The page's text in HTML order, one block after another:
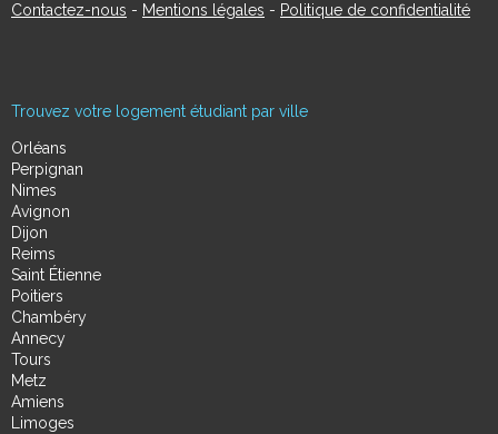
Contactez-nous - Mentions légales - Politique de confidentialité
Trouvez votre logement étudiant par ville
Orléans
Perpignan
Nimes
Avignon
Dijon
Reims
Saint Étienne
Poitiers
Chambéry
Annecy
Tours
Metz
Amiens
Limoges